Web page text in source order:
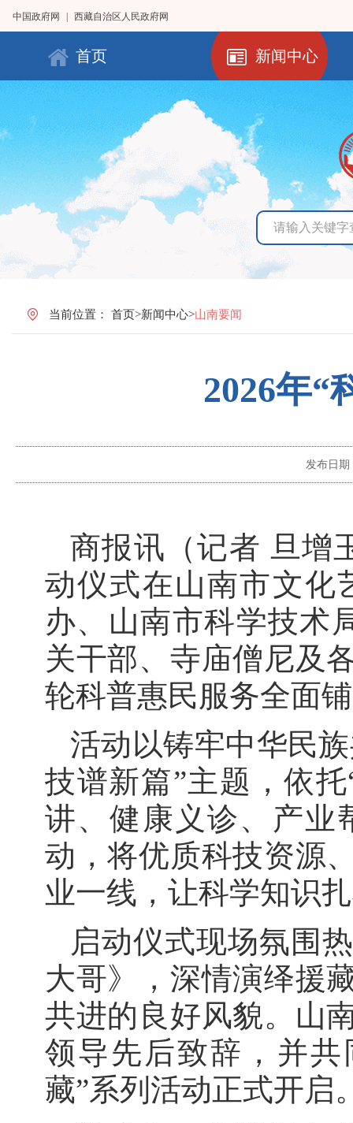
中国政府网 西藏自治区人民政府网
首页 新闻中心
当前位置： 首页>新闻中心>山南要闻
2026年“
发布日期
商报讯（记者 旦增
动仪式在山南市文化
办、山南市科学技术
关干部、寺庙僧尼及
轮科普惠民服务全面
活动以铸牢中华民
技谱新篇”主题，依
讲、健康义诊、产业
动，将优质科技资源
业一线，让科学知识
启动仪式现场氛围
大哥》，深情演绎援
共进的良好风貌。山
领导先后致辞，并
藏”系列活动正式开启